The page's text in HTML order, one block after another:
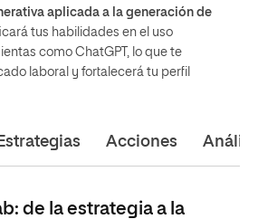
aplicada a la generación de
tus habilidades en el uso
como ChatGPT, lo que te
laboral y fortalecerá tu perfil
Estrategias Acciones
de la estrategia a la